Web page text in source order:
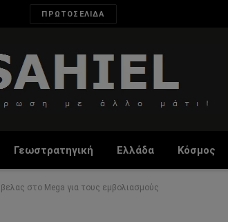
ΠΡΩΤΟΣΕΛΙΔΑ
Γεωστρατηγική Ελλάδα Κόσμος
στο Mega για τους εμβολιασμούς